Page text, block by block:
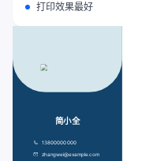
打印效果最好
简小全
13800000000
zhangwei@example.com